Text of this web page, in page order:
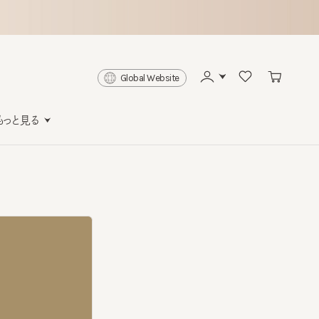
Global Website
る